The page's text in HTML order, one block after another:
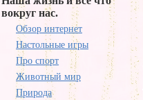
вокруг нас.
Обзор интернет
Настольные игры
Про спорт
Животный мир
Природа